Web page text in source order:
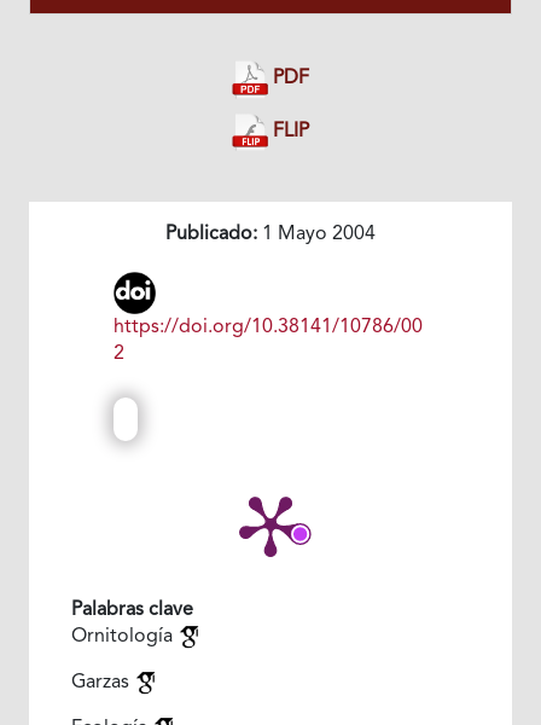
PDF
FLIP
Publicado: 1 Mayo 2004
https://doi.org/10.38141/10786/00
2
Palabras clave
Ornitología
Garzas